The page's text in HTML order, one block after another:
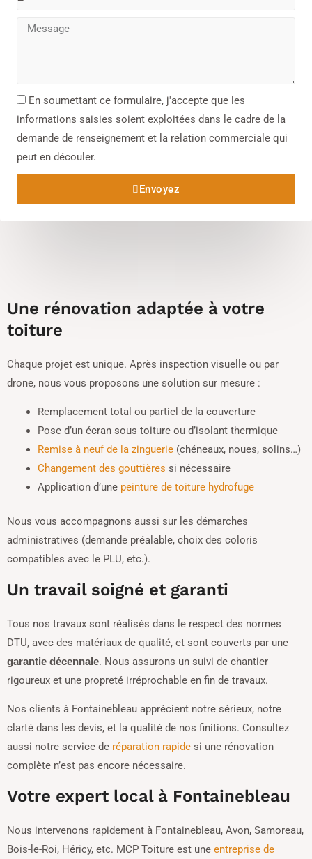
En soumettant ce formulaire, j'accepte que les
informations saisies soient exploitées dans le cadre de la
demande de renseignement et la relation commerciale qui
peut en découler.​
Envoyez
Une rénovation adaptée à votre
toiture
Chaque projet est unique. Après inspection visuelle ou par
drone, nous vous proposons une solution sur mesure :
Remplacement total ou partiel de la couverture
Pose d’un écran sous toiture ou d’isolant thermique
Remise à neuf de la zinguerie(chéneaux, noues, solins…)
Changement des gouttières si nécessaire
Application d’une peinture de toiture hydrofuge
Nous vous accompagnons aussi sur les démarches
administratives (demande préalable, choix des coloris
compatibles avec le PLU, etc.).
Un travail soigné et garanti
Tous nos travaux sont réalisés dans le respect des normes
DTU, avec des matériaux de qualité, et sont couverts par une
garantie décennale. Nous assurons un suivi de chantier
rigoureux et une propreté irréprochable en fin de travaux.
Nos clients à Fontainebleau apprécient notre sérieux, notre
clarté dans les devis, et la qualité de nos finitions. Consultez
aussi notre service de réparation rapide si une rénovation
complète n’est pas encore nécessaire.
Votre expert local à Fontainebleau
Nous intervenons rapidement à Fontainebleau, Avon, Samoreau,
Bois-le-Roi, Héricy, etc. MCP Toiture est une entreprise de